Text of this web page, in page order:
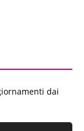
dai